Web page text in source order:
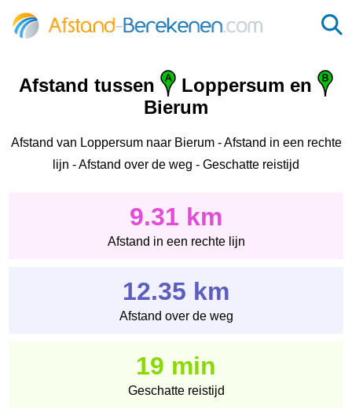
Afstand tussen
Loppersum en
Bierum
Afstand van Loppersum naar Bierum - Afstand in een rechte
lijn - Afstand over de weg - Geschatte reistijd
9.31 km
Afstand in een rechte lijn
12.35 km
Afstand over de weg
19 min
Geschatte reistijd